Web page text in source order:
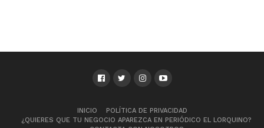
INICIO
POLÍTICA DE PRIVACIDAD
¿QUIERES QUE TU NEGOCIO APAREZCA EN PERIÓDICO EL LORQUINO?